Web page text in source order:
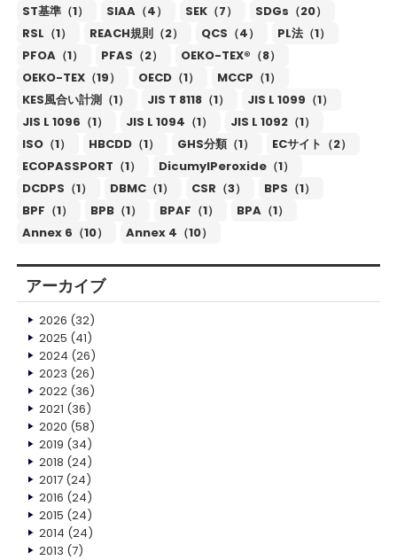
ST基準（1）
SIAA（4） SEK（7）
SDGs（20）
RSL（1）
REACH規則（2） QCS（4）
PL法（1）
PFOA（1）
PFAS（2）
OEKO-TEX®（8）
OEKO-TEX（19）
OECD（1）
MCCP（1）
KES風合い計測（1）
JIS T 8118（1）
JIS L 1099（1）
JIS L 1096（1）
JIS L 1094（1）
JIS L 1092（1）
ISO（1）
HBCDD（1） GHS分類（1）
ECサイト（2）
ECOPASSPORT（1）
DicumylPeroxide（1）
DCDPS（1）
DBMC（1） CSR（3）
BPS（1）
BPF（1）
BPB（1） BPAF（1）
BPA（1）
Annex 6（10）
Annex 4（10）
アーカイブ
2026 (32)
2025 (41)
2024 (26)
2023 (26)
2022(36)
2021 (36)
2020 (58)
2019 (34)
2018 (24)
2017(24)
2016 (24)
2015 (24)
2014 (24)
2013 (7)